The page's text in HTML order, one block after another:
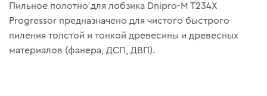
Пильное полотно для лобзика Dnipro-M T234X
Progressor предназначено для чистого быстрого
пиления толстой и тонкой древесины и древесных
материалов (фанера, ДСП, ДВП).